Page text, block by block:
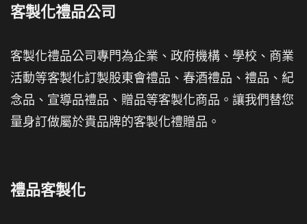
客製化禮品公司
客製化禮品公司專門為企業、政府機構、學校、商業
活動等客製化訂製股東會禮品、春酒禮品、禮品、紀
念品、宣導品禮品、贈品等客製化商品。讓我們替您
量身訂做屬於貴品牌的客製化禮贈品。
禮品客製化